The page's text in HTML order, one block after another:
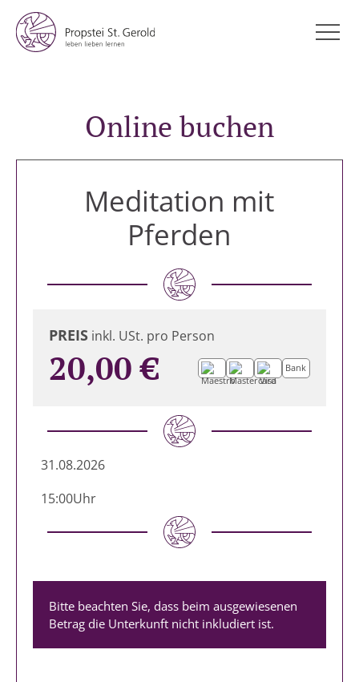
Online buchen
Meditation mit
Pferden
PREIS inkl. USt. pro Person
20,00 € Bank
31.08.2026
15:00Uhr
Bitte beachten Sie, dass beim ausgewiesenen
Betrag die Unterkunft nicht inkludiert ist.